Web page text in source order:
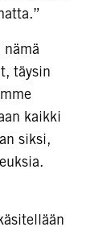
nämä
täysin
kaikki
siksi,